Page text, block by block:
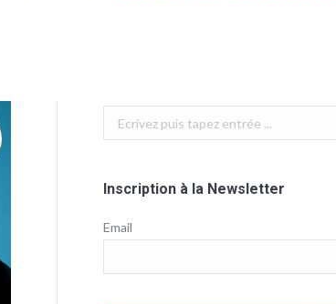
Search:
Inscription à la Newsletter
Email